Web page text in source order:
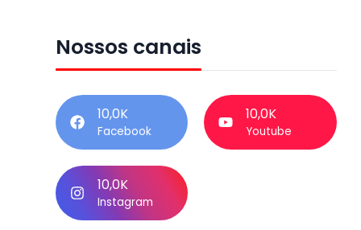
Nossos canais
10,0K
Facebook
10,0K
Youtube
10,0K
Instagram